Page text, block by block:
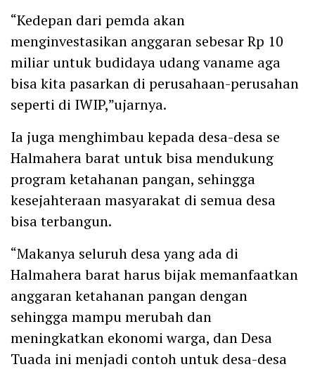
“Kedepan dari pemda akan
menginvestasikan anggaran sebesar Rp 10
miliar untuk budidaya udang vaname aga
bisa kita pasarkan di perusahaan-perusahan
seperti di IWIP,”ujarnya.
Ia juga menghimbau kepada desa-desa se
Halmahera barat untuk bisa mendukung
program ketahanan pangan, sehingga
kesejahteraan masyarakat di semua desa
bisa terbangun.
“Makanya seluruh desa yang ada di
Halmahera barat harus bijak memanfaatkan
anggaran ketahanan pangan dengan
sehingga mampu merubah dan
meningkatkan ekonomi warga, dan Desa
Tuada ini menjadi contoh untuk desa-desa